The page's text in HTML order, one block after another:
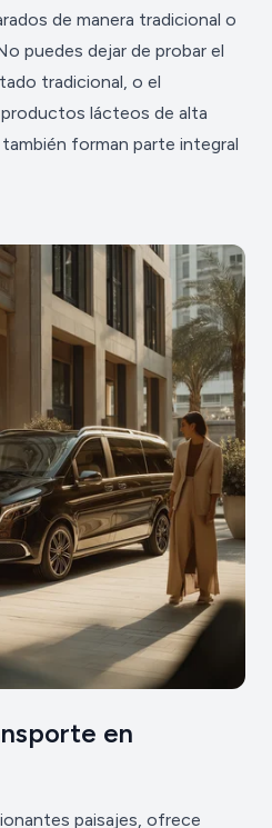
de manera tradicional o
puedes dejar de probar el
tradicional, o el
lácteos de alta
forman parte integral
en
paisajes, ofrece